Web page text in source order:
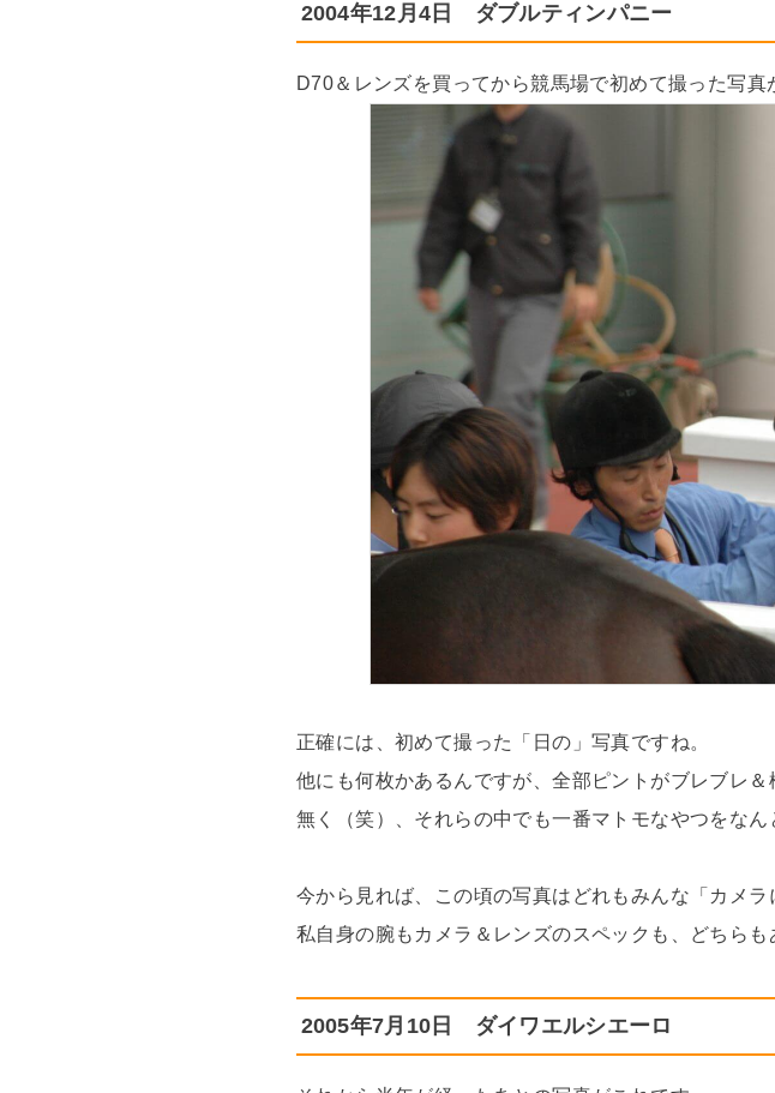
2004年12月4日 ダブルティンパニー
D70＆レンズを買ってから競馬場で初めて撮った写真
正確には、初めて撮った「日の」写真ですね。
他にも何枚かあるんですが、全部ピントがブレブレ
無く（笑）、それらの中でも一番マトモなやつをなん
今から見れば、この頃の写真はどれもみんな「カメラ
私自身の腕もカメラ＆レンズのスペックも、どちら
2005年7月10日 ダイワエルシエーロ